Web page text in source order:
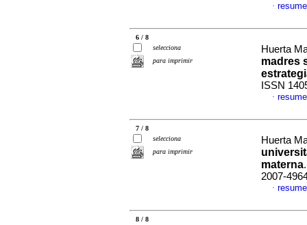
·
6 / 8
selecciona
para imprimir
Huerta
madres
ISSN
·
7 / 8
selecciona
para imprimir
Huerta
materna
2007-
·
8 / 8